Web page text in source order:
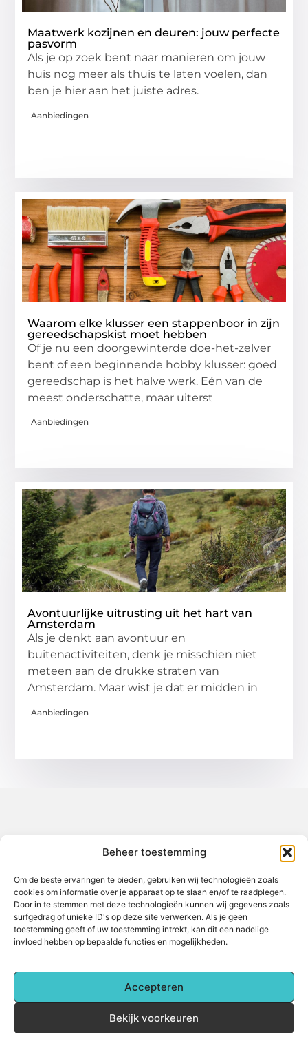
Beheer toestemming
Om de beste ervaringen te bieden, gebruiken wij technologieën zoals
cookies om informatie over je apparaat op te slaan en/of te raadplegen.
Door in te stemmen met deze technologieën kunnen wij gegevens zoals
surfgedrag of unieke ID's op deze site verwerken. Als je geen
toestemming geeft of uw toestemming intrekt, kan dit een nadelige
invloed hebben op bepaalde functies en mogelijkheden.
Accepteren
Bekijk voorkeuren
Maatwerk kozijnen en deuren: jouw perfecte
pasvorm
Als je op zoek bent naar manieren om jouw
huis nog meer als thuis te laten voelen, dan
ben je hier aan het juiste adres.
Aanbiedingen
Waarom elke klusser een stappenboor in zijn
gereedschapskist moet hebben
Of je nu een doorgewinterde doe-het-zelver
bent of een beginnende hobby klusser: goed
gereedschap is het halve werk. Eén van de
meest onderschatte, maar uiterst
Aanbiedingen
Avontuurlijke uitrusting uit het hart van
Amsterdam
Als je denkt aan avontuur en
buitenactiviteiten, denk je misschien niet
meteen aan de drukke straten van
Amsterdam. Maar wist je dat er midden in
Aanbiedingen
Jouw gids voor inspiratie en tips uit het dagelijks leven.
Ontdek een brede verzameling blogs en artikelen die je helpen
om het meeste uit elke dag te halen, met praktische adviezen
en verrassende inzichten.
Bericht categorie
Main Links